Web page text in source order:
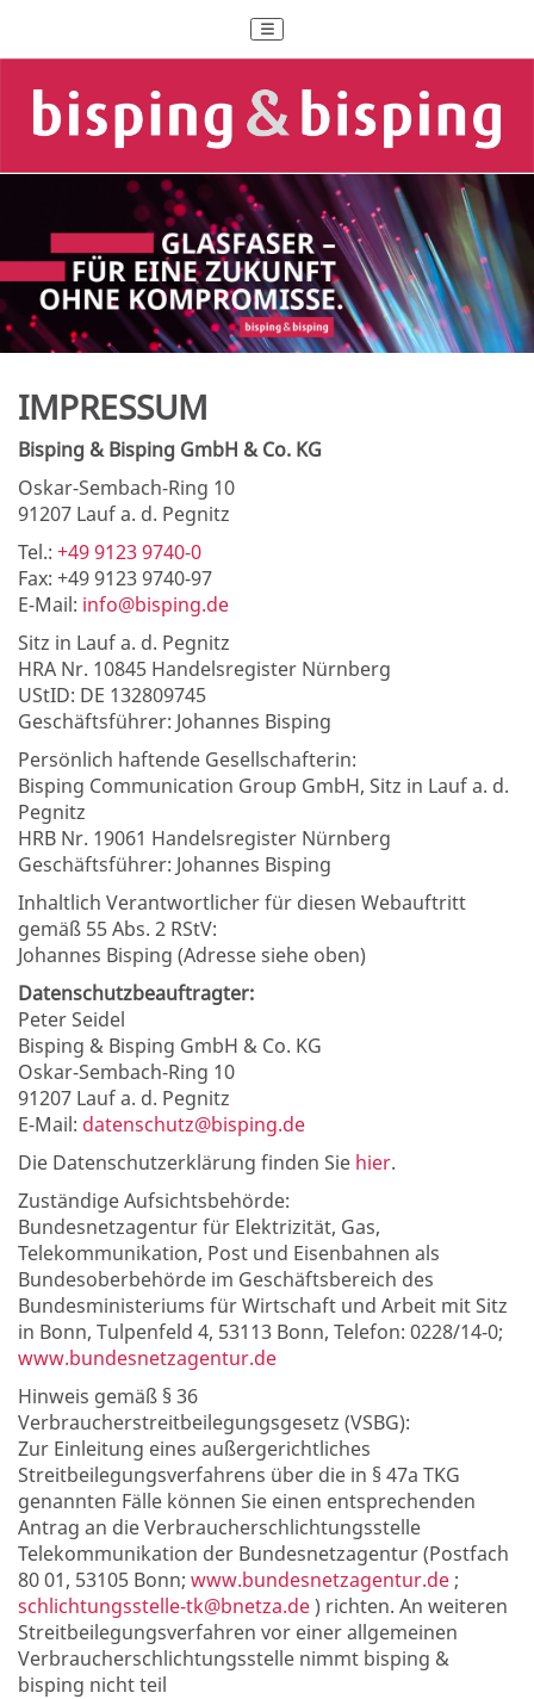
IMPRESSUM
Bisping & Bisping GmbH & Co. KG
Oskar-Sembach-Ring 10
91207 Lauf a. d. Pegnitz
Tel.: +49 9123 9740-0
Fax: +49 9123 9740-97
E-Mail: info@bisping.de
Sitz in Lauf a. d. Pegnitz
HRA Nr. 10845 Handelsregister Nürnberg
UStID: DE 132809745
Geschäftsführer: Johannes Bisping
Persönlich haftende Gesellschafterin:
Bisping Communication Group GmbH, Sitz in Lauf a. d.
Pegnitz
HRB Nr. 19061 Handelsregister Nürnberg
Geschäftsführer: Johannes Bisping
Inhaltlich Verantwortlicher für diesen Webauftritt
gemäß 55 Abs. 2 RStV:
Johannes Bisping (Adresse siehe oben)
Datenschutzbeauftragter:
Peter Seidel
Bisping & Bisping GmbH & Co. KG
Oskar-Sembach-Ring 10
91207 Lauf a. d. Pegnitz
E-Mail: datenschutz@bisping.de
Die Datenschutzerklärung finden Sie hier.
Zuständige Aufsichtsbehörde:
Bundesnetzagentur für Elektrizität, Gas,
Telekommunikation, Post und Eisenbahnen als
Bundesoberbehörde im Geschäftsbereich des
Bundesministeriums für Wirtschaft und Arbeit mit Sitz
in Bonn, Tulpenfeld 4, 53113 Bonn, Telefon: 0228/14-0;
www.bundesnetzagentur.de
Hinweis gemäß § 36
Verbraucherstreitbeilegungsgesetz (VSBG):
Zur Einleitung eines außergerichtliches
Streitbeilegungsverfahrens über die in § 47a TKG
genannten Fälle können Sie einen entsprechenden
Antrag an die Verbraucherschlichtungsstelle
Telekommunikation der Bundesnetzagentur (Postfach
80 01, 53105 Bonn; www.bundesnetzagentur.de ;
schlichtungsstelle-tk@bnetza.de) richten. An weiteren
Streitbeilegungsverfahren vor einer allgemeinen
Verbraucherschlichtungsstelle nimmt bisping &
bisping nicht teil